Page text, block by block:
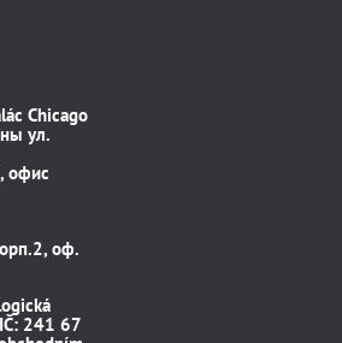
Chicago
ул.
офис
оф.
241 67